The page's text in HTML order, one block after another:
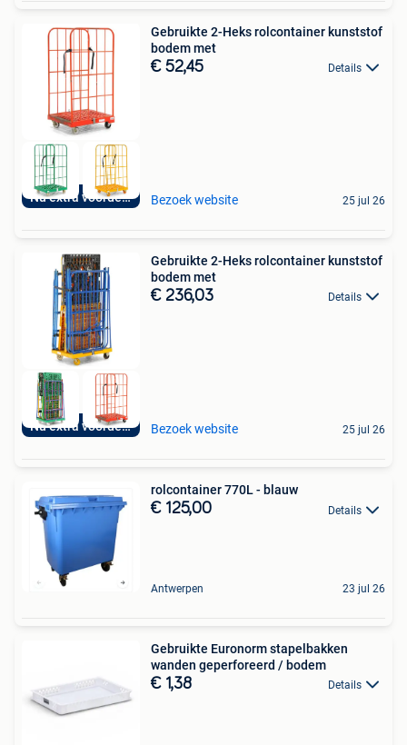
Nu extra voordelig
Gebruikte 2-Heks rolcontainer kunststof
bodem met
€ 52,45 Details
Bezoek website 25 jul 26
Nu extra voordelig
Gebruikte 2-Heks rolcontainer kunststof
bodem met
€ 236,03 Details
Bezoek website 25 jul 26
rolcontainer 770L - blauw
€ 125,00 Details
Antwerpen 23 jul 26
Gebruikte Euronorm stapelbakken
wanden geperforeerd / bodem
€ 1,38 Details